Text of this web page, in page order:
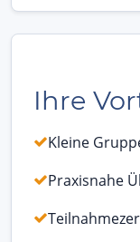
Ihre
Kleine
Praxisnahe